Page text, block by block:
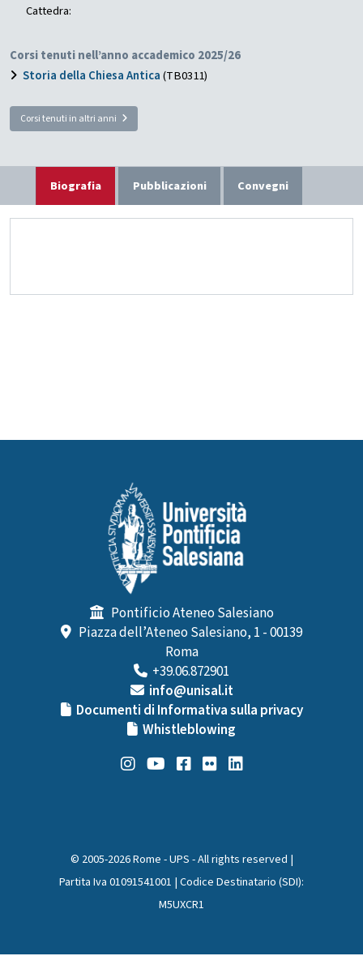
Cattedra:
Corsi tenuti nell’anno accademico 2025/26
Storia della Chiesa Antica(TB0311)
Corsi tenuti in altri anni
Biografia Pubblicazioni Convegni
Pontificio Ateneo Salesiano
Piazza dell’Ateneo Salesiano, 1 - 00139
Roma
+39.06.872901
info@unisal.it
Documenti di Informativa sulla privacy
Whistleblowing
© 2005-2026 Rome - UPS - All rights reserved |
Partita Iva 01091541001 | Codice Destinatario (SDI):
M5UXCR1